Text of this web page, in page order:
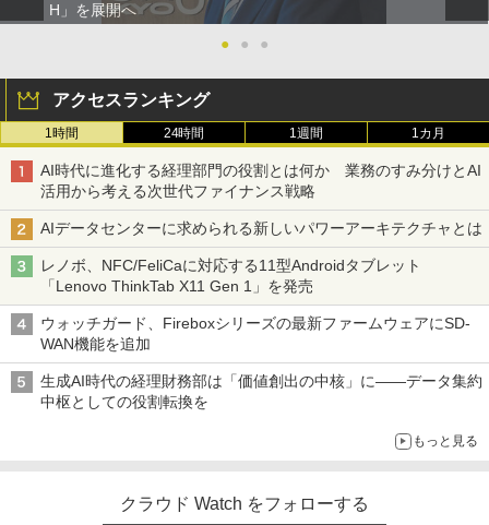
H」を展開へ
●
● ●
アクセスランキング
1時間 24時間 1週間 1カ月
AI時代に進化する経理部門の役割とは何か 業務のすみ分けとAI
活用から考える次世代ファイナンス戦略
AIデータセンターに求められる新しいパワーアーキテクチャとは
レノボ、NFC/FeliCaに対応する11型Androidタブレット
「Lenovo ThinkTab X11 Gen 1」を発売
ウォッチガード、Fireboxシリーズの最新ファームウェアにSD-
WAN機能を追加
生成AI時代の経理財務部は「価値創出の中核」に――データ集約
中枢としての役割転換を
もっと見る
クラウド Watch をフォローする